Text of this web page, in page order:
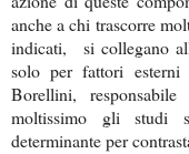
anche a chi trascorre
indicati,
si collegano
solo per fattori
Borellini,
moltissimo gli studi
determinante per